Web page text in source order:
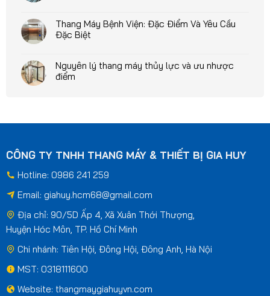
Thang Máy Bệnh Viện: Đặc Điểm Và Yêu Cầu
Đặc Biệt
Nguyên lý thang máy thủy lực và ưu nhược
điểm
CÔNG TY TNHH THANG MÁY & THIẾT BỊ GIA HUY
Hotline: 0986 241 259
Email: giahuy.hcm68@gmail.com
Địa chỉ: 90/5D Ấp 4, Xã Xuân Thới Thượng,
Huyện Hóc Môn, TP. Hồ Chí Minh
Chi nhánh: Tiên Hội, Đông Hội, Đông Anh, Hà Nội
MST: 0318111600
Website: thangmaygiahuyvn.com